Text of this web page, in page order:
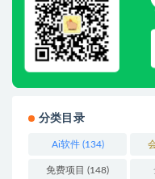
分类目录
Ai软件(134)
免费项目 (148)